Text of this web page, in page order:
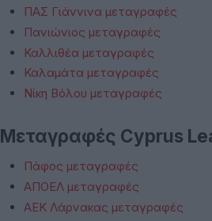
ΠΑΣ Γιάννινα μεταγραφές
Πανιώνιος μεταγραφές
Καλλιθέα μεταγραφές
Καλαμάτα μεταγραφές
Νίκη Βόλου μεταγραφές
Μεταγραφές Cyprus
Πάφος μεταγραφές
ΑΠΟΕΛ μεταγραφές
ΑΕΚ Λάρνακας μεταγραφές